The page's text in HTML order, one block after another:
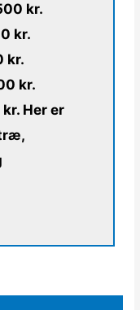
kr.
kr.
kr.
kr.
Her er